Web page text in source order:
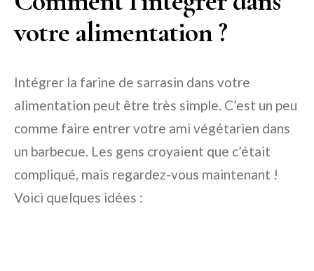
votre alimentation ?
Intégrer la farine de sarrasin dans votre
alimentation peut être très simple. C’est un peu
comme faire entrer votre ami végétarien dans
un barbecue. Les gens croyaient que c’était
compliqué, mais regardez-vous maintenant !
Voici quelques idées :